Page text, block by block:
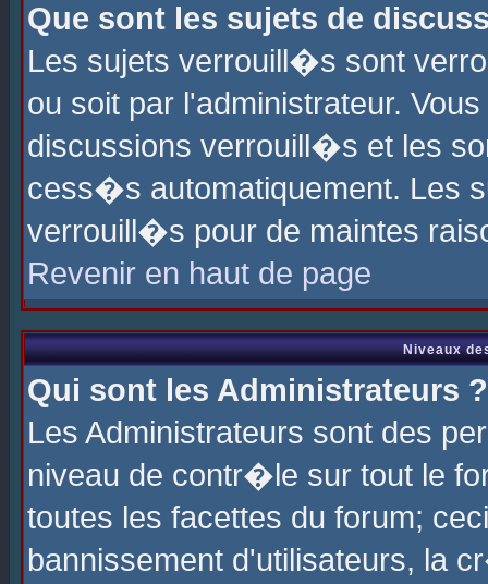
Que sont les sujets de
Les sujets verrouill�s sont
ou soit par l'administrateur.
discussions verrouill�s et les
cess�s automatiquement. Les
verrouill�s pour de maintes
Revenir en haut de page
Niveaux
Qui sont les Administrateurs ?
Les Administrateurs sont des
niveau de contr�le sur tout le
toutes les facettes du forum;
bannissement d'utilisateurs, la